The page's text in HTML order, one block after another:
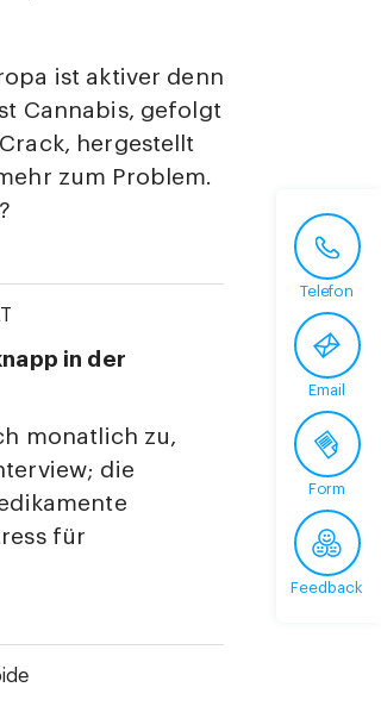
ist aktiver denn
Cannabis, gefolgt
hergestellt
zum Problem.
in der
monatlich zu,
die
für
Telefon
Email
Form
Feedback